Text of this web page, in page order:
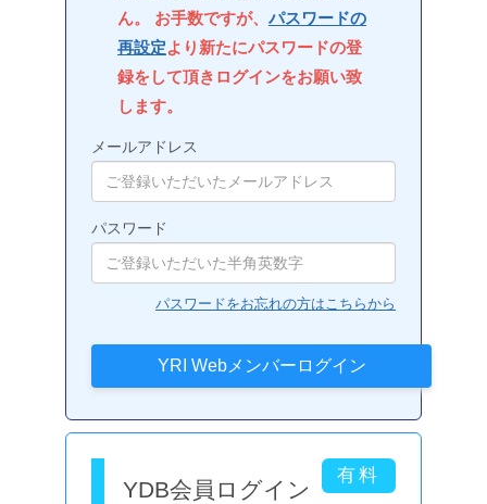
ん。 お手数ですが、 パスワードの
再設定より新たにパスワードの登
録をして頂きログインをお願い致
します。
メールアドレス
パスワード
パスワードをお忘れの方はこちらから
YDB会員ログイン